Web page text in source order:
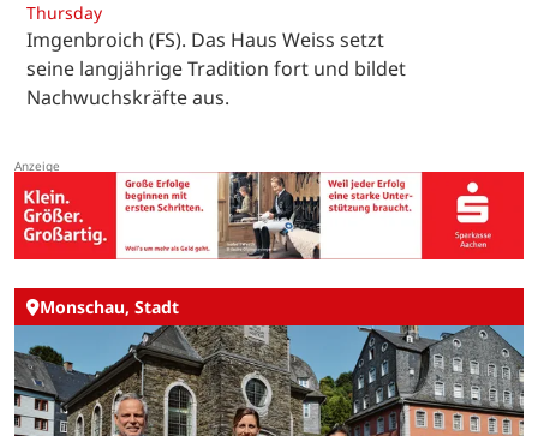
Thursday
Imgenbroich (FS). Das Haus Weiss setzt
seine langjährige Tradition fort und bildet
Nachwuchskräfte aus.
Monschau, Stadt